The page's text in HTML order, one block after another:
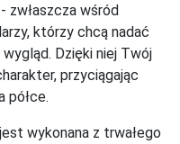
zwłaszcza wśród
którzy chcą nadać
Dzięki niej Twój
przyciągając
półce.
jest wykonana z trwałego